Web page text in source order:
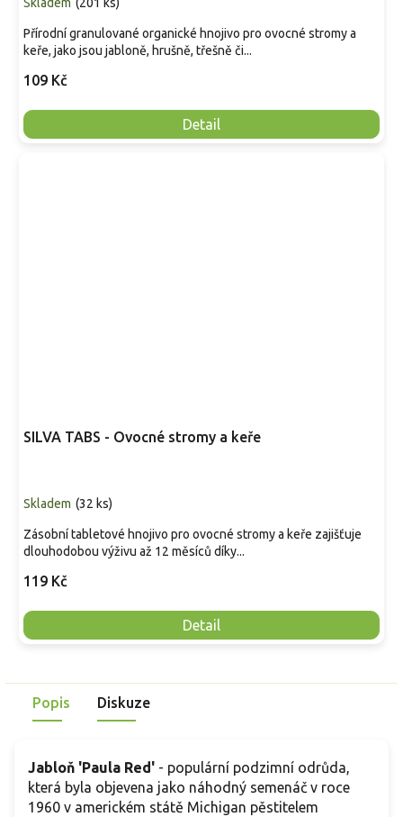
109 Kč
Detail
Přírodní granulované organické hnojivo pro ovocné stromy a
keře, jako jsou jabloně, hrušně, třešně či...
SILVA TABS - Ovocné stromy a keře
Skladem (32 ks)
119 Kč
Detail
Zásobní tabletové hnojivo pro ovocné stromy a keře zajišťuje
dlouhodobou výživu až 12 měsíců díky...
Popis Diskuze
Jabloň 'Paula Red' - populární podzimní odrůda,
která byla objevena jako náhodný semenáč v roce
1960 v americkém státě Michigan pěstitelem